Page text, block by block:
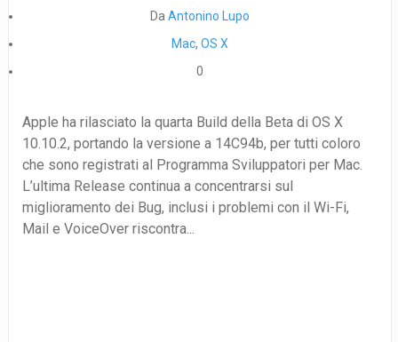
Da Antonino Lupo
Mac, OS X
0
Apple ha rilasciato la quarta Build della Beta di OS X
10.10.2, portando la versione a 14C94b, per tutti coloro
che sono registrati al Programma Sviluppatori per Mac.
L’ultima Release continua a concentrarsi sul
miglioramento dei Bug, inclusi i problemi con il Wi-Fi,
Mail e VoiceOver riscontra...